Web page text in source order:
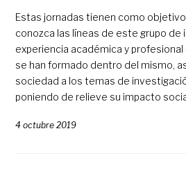
Estas jornadas tienen como
conozca las líneas de este grupo de
experiencia académica y
se han formado dentro del mismo,
sociedad a los temas de
poniendo de relieve su impacto
4 octubre 2019